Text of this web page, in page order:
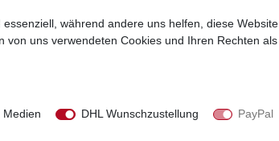
während andere uns helfen, diese Website
uns verwendeten Cookies und Ihren Rechten als
Medien DHL Wunschzustellung
PayPal